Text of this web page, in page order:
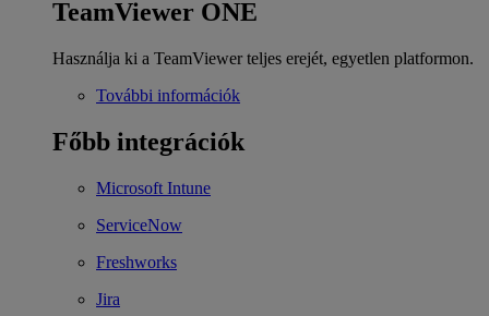
TeamViewer ONE
Használja ki a TeamViewer teljes erejét, egyetlen platformon.
További információk
Főbb integrációk
Microsoft Intune
ServiceNow
Freshworks
Jira